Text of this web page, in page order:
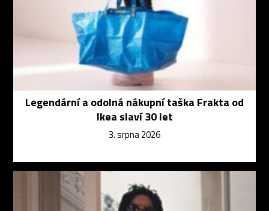
Legendární a odolná nákupní taška Frakta od
Ikea slaví 30 let
3. srpna 2026